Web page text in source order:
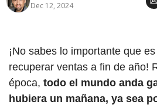
Dec 12, 2024
¡No sabes lo importante que
recuperar ventas a fin de año!
época, todo el mundo anda
hubiera un mañana, ya sea